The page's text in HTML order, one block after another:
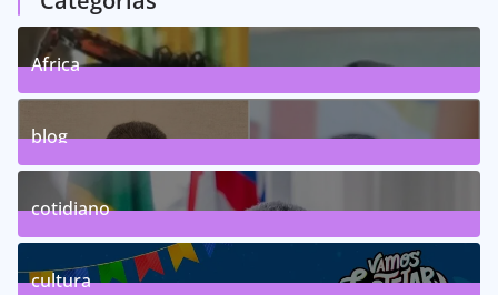
Africa
0Posts
blog
75Posts
cotidiano
46Posts
cultura